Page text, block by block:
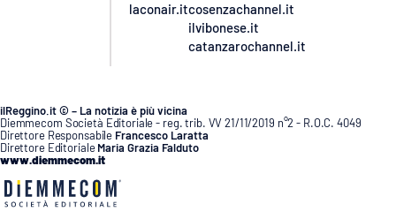
laconair.itcosenzachannel.it
ilvibonese.it
catanzarochannel.it
ilReggino.it © – La notizia è più vicina
Diemmecom Società Editoriale - reg. trib. VV 21/11/2019 n°2 - R.O.C. 4049
Direttore Responsabile Francesco Laratta
Direttore Editoriale Maria Grazia Falduto
www.diemmecom.it